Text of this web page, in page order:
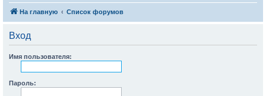
На главную Список форумов
Вход
Имя пользователя:
Пароль: